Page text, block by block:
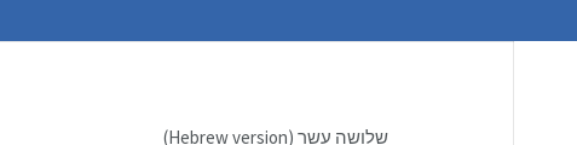
(Hebrew version) שלושה עשר